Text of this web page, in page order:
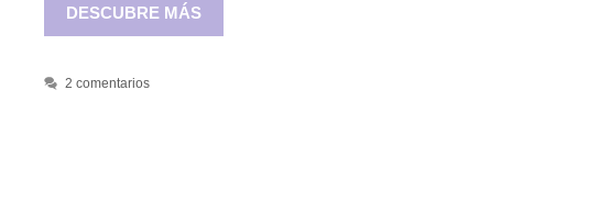
DESCUBRE MÁS
2 comentarios